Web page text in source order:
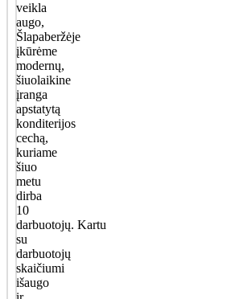
veikla
augo,
Šlapaberžėje
įkūrėme
modernų,
šiuolaikine
įranga
apstatytą
konditerijos
cechą,
kuriame
šiuo
metu
dirba
10
darbuotojų. Kartu
su
darbuotojų
skaičiumi
išaugo